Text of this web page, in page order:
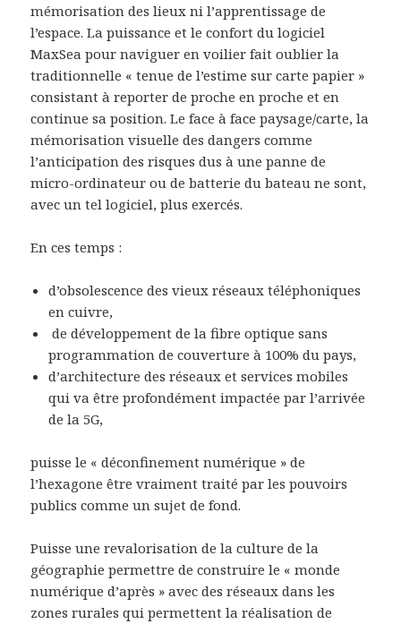
mémorisation des lieux ni l’apprentissage de
l’espace. La puissance et le confort du logiciel
MaxSea pour naviguer en voilier fait oublier la
traditionnelle « tenue de l’estime sur carte papier »
consistant à reporter de proche en proche et en
continue sa position. Le face à face paysage/carte, la
mémorisation visuelle des dangers comme
l’anticipation des risques dus à une panne de
micro-ordinateur ou de batterie du bateau ne sont,
avec un tel logiciel, plus exercés.
En ces temps :
d’obsolescence des vieux réseaux téléphoniques
en cuivre,
de développement de la fibre optique sans
programmation de couverture à 100% du pays,
d’architecture des réseaux et services mobiles
qui va être profondément impactée par l’arrivée
de la 5G,
puisse le « déconfinement numérique » de
l’hexagone être vraiment traité par les pouvoirs
publics comme un sujet de fond.
Puisse une revalorisation de la culture de la
géographie permettre de construire le « monde
numérique d’après » avec des réseaux dans les
zones rurales qui permettent la réalisation de